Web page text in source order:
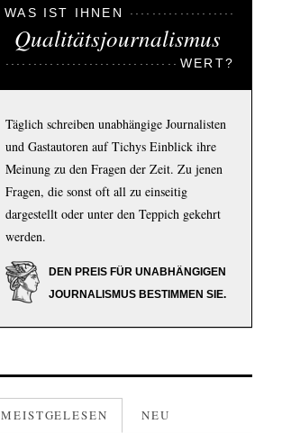
WAS IST IHNEN
Qualitätsjournalismus
WERT?
Täglich schreiben unabhängige Journalisten
und Gastautoren auf Tichys Einblick ihre
Meinung zu den Fragen der Zeit. Zu jenen
Fragen, die sonst oft all zu einseitig
dargestellt oder unter den Teppich gekehrt
werden.
DEN PREIS FÜR UNABHÄNGIGEN
JOURNALISMUS BESTIMMEN SIE.
MEISTGELESEN NEU